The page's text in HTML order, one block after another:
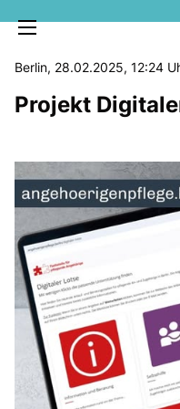
Berlin, 28.02.2025, 12:24
Projekt